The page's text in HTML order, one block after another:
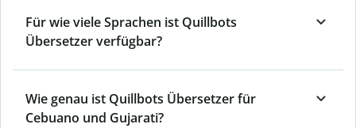
Für wie viele Sprachen ist Quillbots
Übersetzer verfügbar?
Wie genau ist Quillbots Übersetzer für
Cebuano und Gujarati?